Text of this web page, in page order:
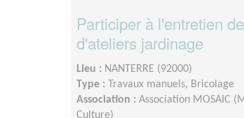
Participer à l'entretien
d'ateliers jardinage
Lieu : NANTERRE (92000)
Type :
Travaux manuels, Bricolage
Association : Association MOSAIC
Culture)